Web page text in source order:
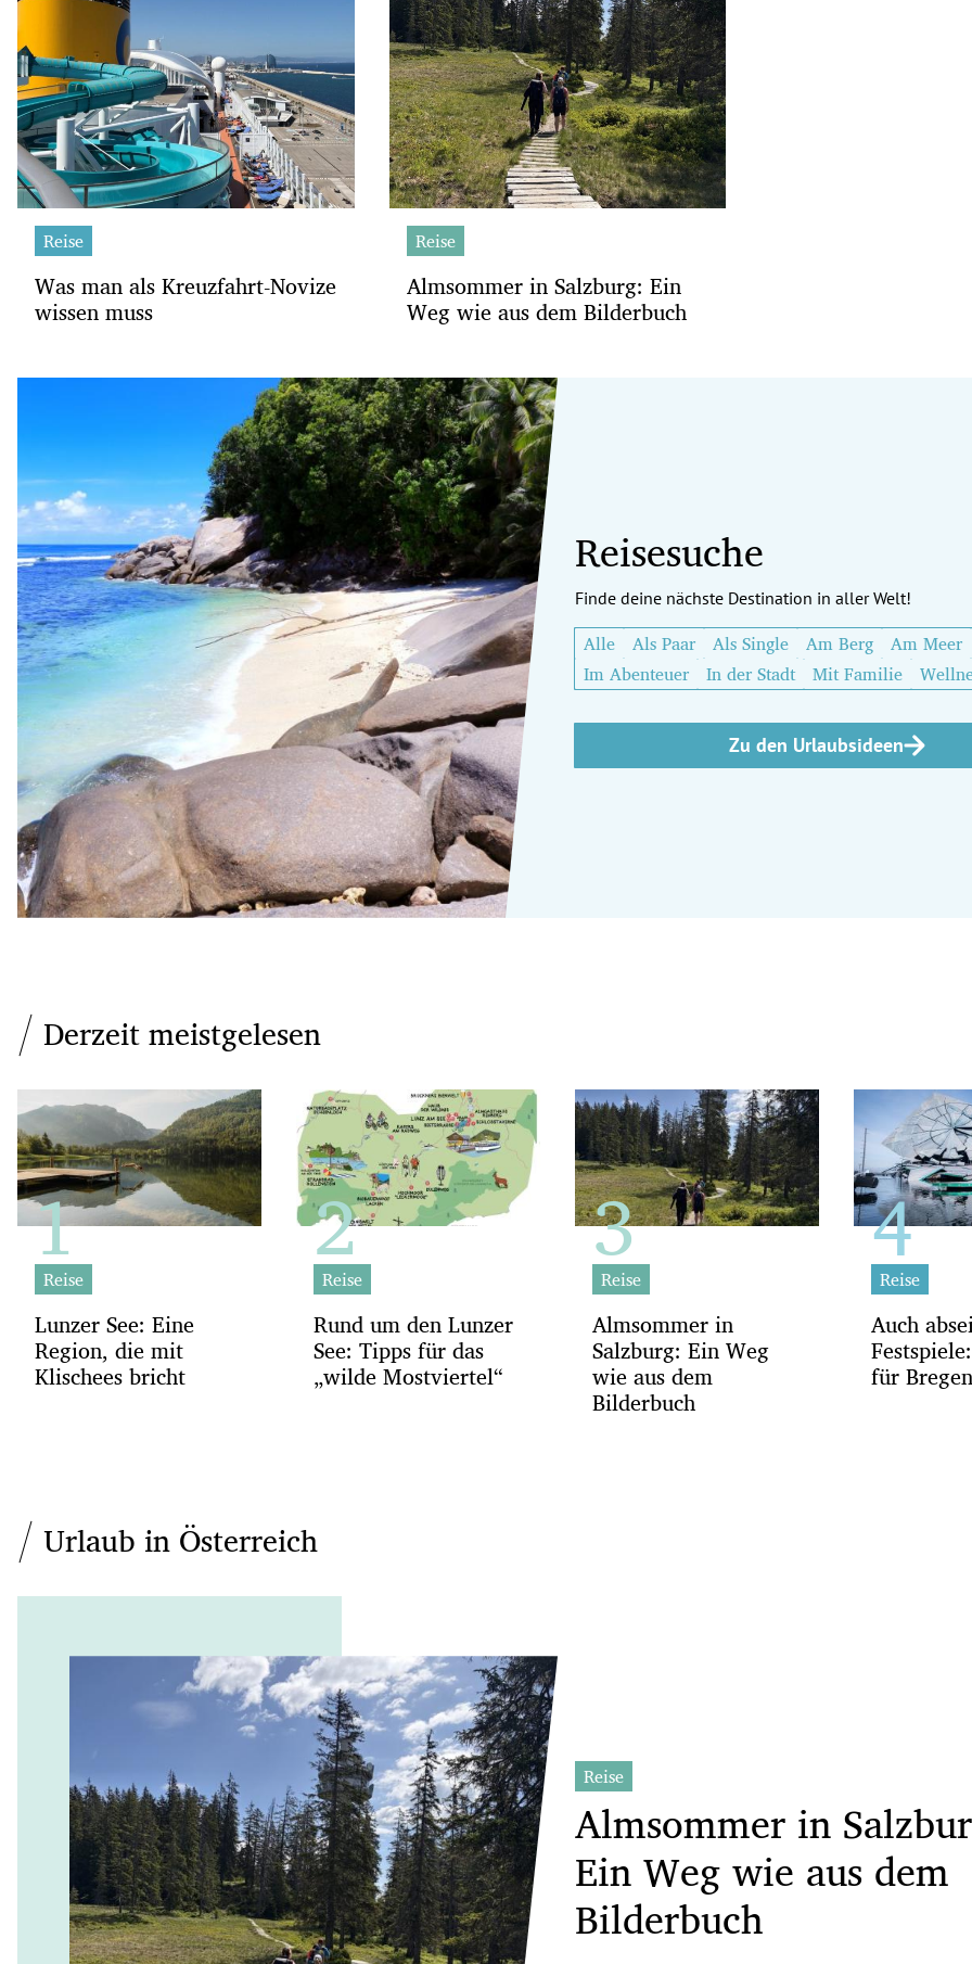
Reise
Was man als Kreuzfahrt-Novize
wissen muss
Reise
Almsommer in Salzburg: Ein
Weg wie aus dem Bilderbuch
Reisesuche
Finde deine nächste Destination in aller Welt!
Alle Als Paar Als Single Am Berg
Am Meer
Im Abenteuer
In der Stadt Mit Familie
Zu den Urlaubsideen
Derzeit meistgelesen
Reise
Lunzer See: Eine
Region, die mit
Klischees bricht
Reise
Rund um den Lunzer
See: Tipps für das
„wilde Mostviertel“
Reise
Almsommer in
Salzburg: Ein Weg
wie aus dem
Bilderbuch
Reise
Auch
für
Urlaub in Österreich
Reise
Almsommer in
Ein Weg wie aus dem
Bilderbuch